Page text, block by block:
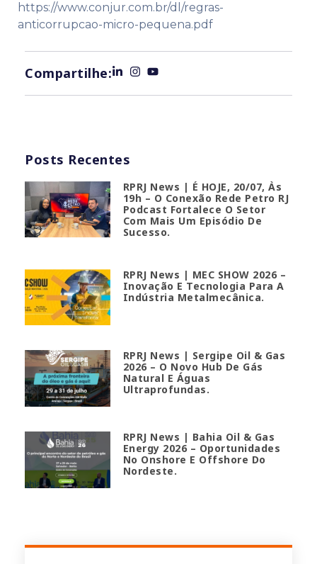
https://www.conjur.com.br/dl/regras-
anticorrupcao-micro-pequena.pdf
Compartilhe:
Posts Recentes
RPRJ News | É HOJE, 20/07, Às
19h – O Conexão Rede Petro RJ
Podcast Fortalece O Setor
Com Mais Um Episódio De
Sucesso.
RPRJ News | MEC SHOW 2026 –
Inovação E Tecnologia Para A
Indústria Metalmecânica.
RPRJ News | Sergipe Oil & Gas
2026 – O Novo Hub De Gás
Natural E Águas
Ultraprofundas.
RPRJ News | Bahia Oil & Gas
Energy 2026 – Oportunidades
No Onshore E Offshore Do
Nordeste.